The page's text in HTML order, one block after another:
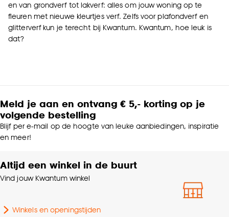
en van grondverf tot lakverf: alles om jouw woning op te
fleuren met nieuwe kleurtjes verf. Zelfs voor plafondverf en
glitterverf kun je terecht bij Kwantum. Kwantum, hoe leuk is
dat?
Meld je aan en ontvang € 5,- korting op je
volgende bestelling
Blijf per e-mail op de hoogte van leuke aanbiedingen, inspiratie
en meer!
Altijd een winkel in de buurt
Vind jouw Kwantum winkel
Winkels en openingstijden